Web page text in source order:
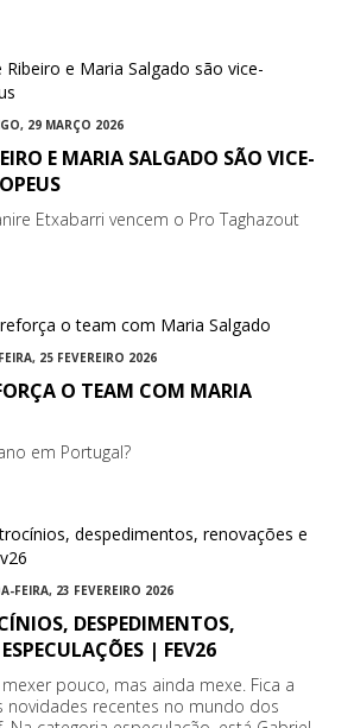
29 MARÇO 2026
E MARIA SALGADO SÃO VICE-
Etxabarri vencem o Pro Taghazout
25 FEVEREIRO 2026
O TEAM COM MARIA
em Portugal?
FEIRA, 23 FEVEREIRO 2026
DESPEDIMENTOS,
| FEV26
pouco, mas ainda mexe. Fica a
novidades recentes no mundo dos